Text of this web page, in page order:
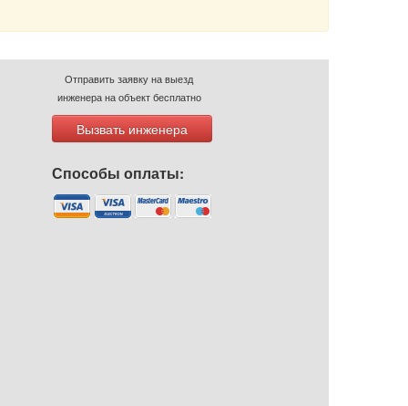
Отправить заявку на выезд
инженера на объект бесплатно
Вызвать инженера
Способы оплаты: